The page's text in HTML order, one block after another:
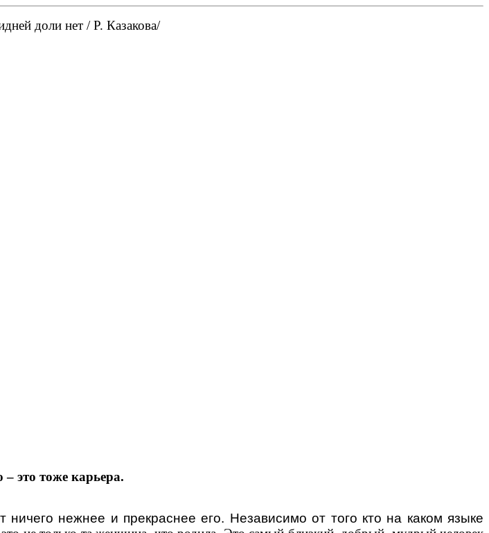
доли нет / Р. Казакова/
– это тоже карьера.
нежнее и прекраснее его. Независимо от того кто на каком языке